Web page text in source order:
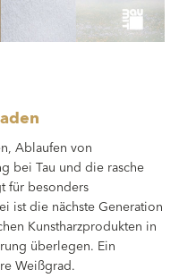
Ablaufen von
bei Tau und die rasche
für besonders
ist die nächste Generation
Kunstharzprodukten in
überlegen. Ein
Weißgrad.